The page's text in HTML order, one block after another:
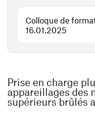
Colloque de
16.01.2025
Prise en charge
appareillages des
supérieurs brûlés